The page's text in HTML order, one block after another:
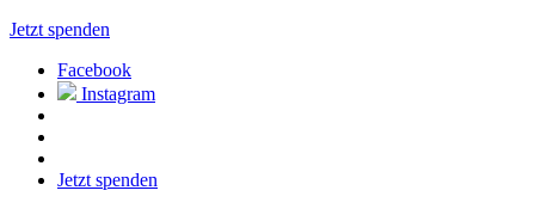
Jetzt spenden
Facebook
Instagram
Jetzt spenden